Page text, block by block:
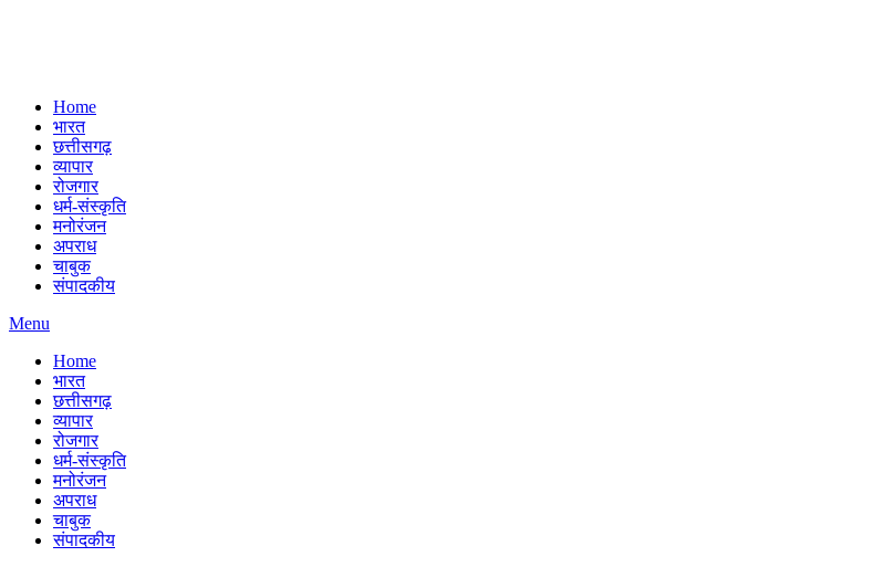
Home
भारत
छत्तीसगढ़
व्यापार
रोजगार
धर्म-संस्कृति
मनोरंजन
अपराध
चाबुक
संपादकीय
Menu
Home
भारत
छत्तीसगढ़
व्यापार
रोजगार
धर्म-संस्कृति
मनोरंजन
अपराध
चाबुक
संपादकीय